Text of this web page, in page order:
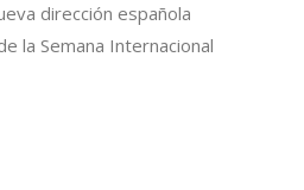
dirección española
la Semana Internacional